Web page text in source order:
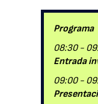
Programa
08:30 -
Entrada
09:00 -